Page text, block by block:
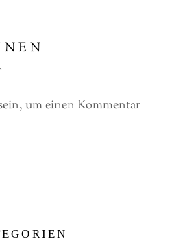
um einen Kommentar